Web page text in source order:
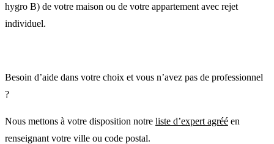
hygro B) de votre maison ou de votre appartement avec rejet
individuel.
Besoin d’aide dans votre choix et vous n’avez pas de professionnel
?
Nous mettons à votre disposition notre liste d’expert agréé en
renseignant votre ville ou code postal.